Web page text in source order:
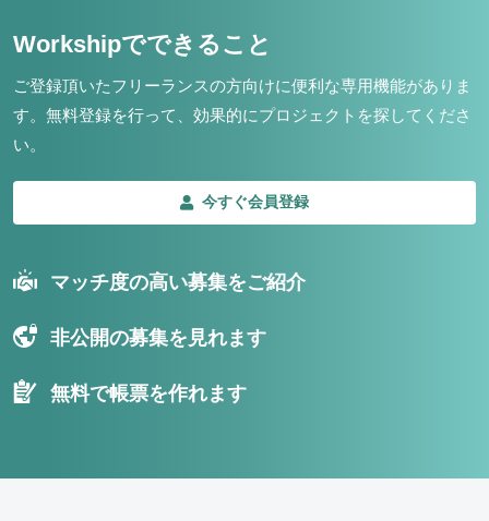
Workshipでできること
ご登録頂いたフリーランスの方向けに便利な専用機能がありま
す。 無料登録を行って、効果的にプロジェクトを探してくださ
い。
今すぐ会員登録
マッチ度の高い募集をご紹介
非公開の募集を見れます
無料で帳票を作れます